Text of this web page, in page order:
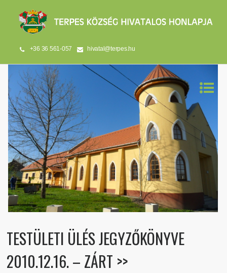
+36 36 561-057 hivatal@terpes.hu
TESTÜLETI ÜLÉS JEGYZŐKÖNYVE
2010.12.16. – ZÁRT >>